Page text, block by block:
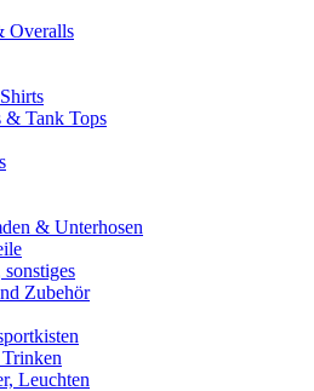
Overalls
& Tank Tops
& Unterhosen
Zubehör
Leuchten